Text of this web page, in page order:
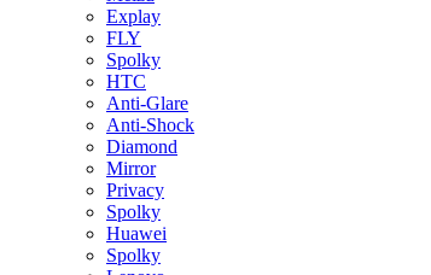
Explay
FLY
Spolky
HTC
Anti-Glare
Anti-Shock
Diamond
Mirror
Privacy
Spolky
Huawei
Spolky